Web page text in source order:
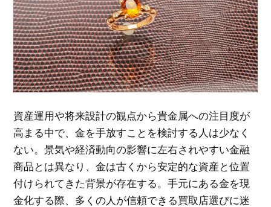
資産運用や将来設計の観点から貴金属への注目度が
高まる中で、金を手放すことを検討する人は少なく
ない。景気や経済動向の影響に左右されやすい金融
商品とは異なり、金は古くから安定的な資産と位置
付けられてきた背景が存在する。手元にある金を現
金化する際、多くの人が信頼できる買取店選びに迷